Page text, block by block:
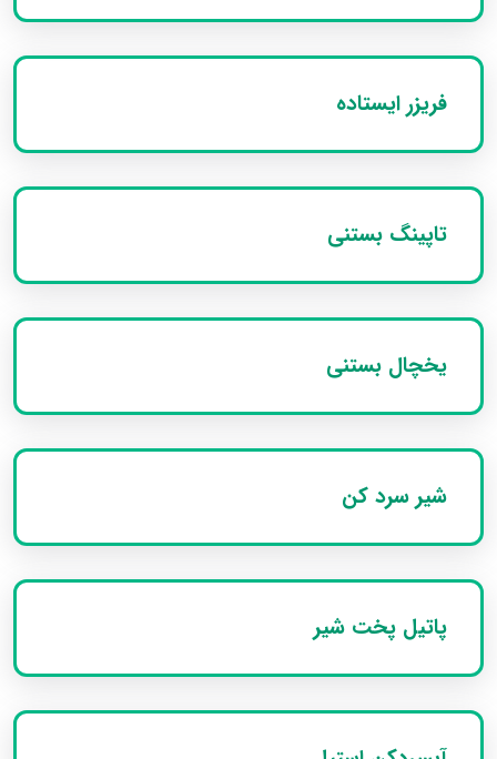
فریزر ایستاده
تاپینگ بستنی
یخچال بستنی
شیر سرد کن
پاتیل پخت شیر